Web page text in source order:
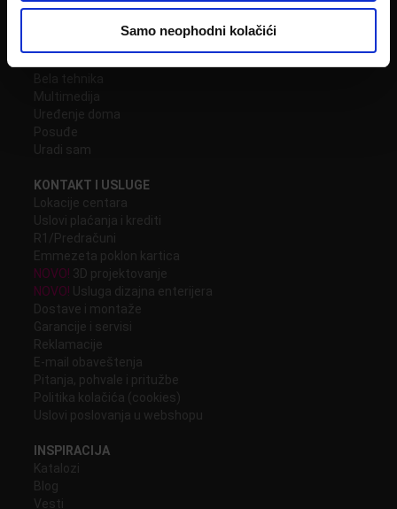
Samo neophodni kolačići
KATEGORIJE
Uređenje doma
Posuđe
Uradi sam
KONTAKT I USLUGE
Lokacije centara
Uslovi plaćanja i krediti
R1/Predračuni
Emmezeta poklon kartica
NOVO! 3D projektovanje
NOVO!
Usluga dizajna enterijera
Dostave i montaže
Garancije i servisi
Reklamacije
E-mail obaveštenja
Pitanja, pohvale i pritužbe
Politika kolačića (cookies)
Uslovi poslovanja u webshopu
INSPIRACIJA
Katalozi
Blog
Vesti